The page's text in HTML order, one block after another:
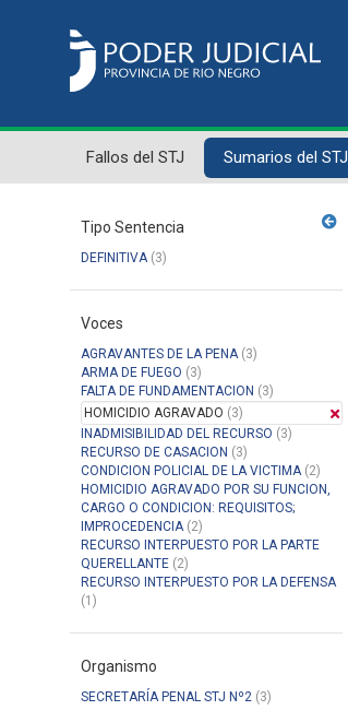
Fallos del STJ Sumarios del STJ
Tipo Sentencia
DEFINITIVA(3)
Voces
AGRAVANTES DE LA PENA(3)
ARMA DE FUEGO (3)
FALTA DE FUNDAMENTACION (3)
HOMICIDIO AGRAVADO (3)
INADMISIBILIDAD DEL RECURSO (3)
RECURSO DE CASACION (3)
CONDICION POLICIAL DE LA VICTIMA(2)
HOMICIDIO AGRAVADO POR SU FUNCION,
CARGO O CONDICION: REQUISITOS;
IMPROCEDENCIA(2)
RECURSO INTERPUESTO POR LA PARTE
QUERELLANTE (2)
RECURSO INTERPUESTO POR LA DEFENSA
(1)
Organismo
SECRETARÍA PENAL STJ Nº2 (3)